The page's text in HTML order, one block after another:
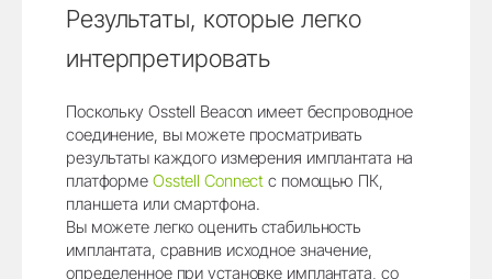
Результаты, которые легко
интерпретировать
Поскольку Osstell Beacon имеет беспроводное
соединение, вы можете просматривать
результаты каждого измерения имплантата на
платформе Osstell Connect с помощью ПК,
планшета или смартфона.
Вы можете легко оценить стабильность
имплантата, сравнив исходное значение,
определенное при установке имплантата, со